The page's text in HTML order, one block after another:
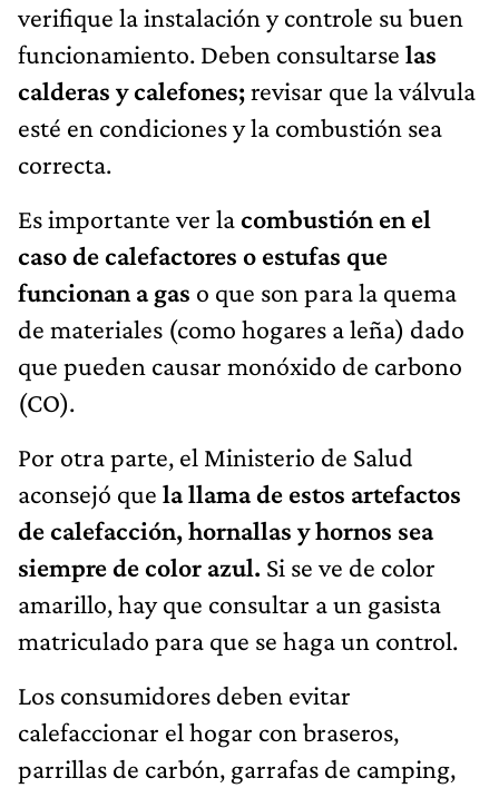
verifique la instalación y controle su buen
funcionamiento. Deben consultarse las
calderas y calefones;revisar que la válvula
esté en condiciones y la combustión sea
correcta.
Es importante ver lacombustión en el
caso de calefactores o estufas que
funcionan a gas o que son para la quema
de materiales (como hogares a leña) dado
que pueden causar monóxido de carbono
(CO).
Por otra parte, el Ministerio de Salud
aconsejó que la llama de estos artefactos
de calefacción, hornallas y hornos sea
siempre de color azul. Si se ve de color
amarillo, hay que consultar a un gasista
matriculado para que se haga un control.
Los consumidores deben evitar
calefaccionar el hogar con braseros,
parrillas de carbón, garrafas de camping,